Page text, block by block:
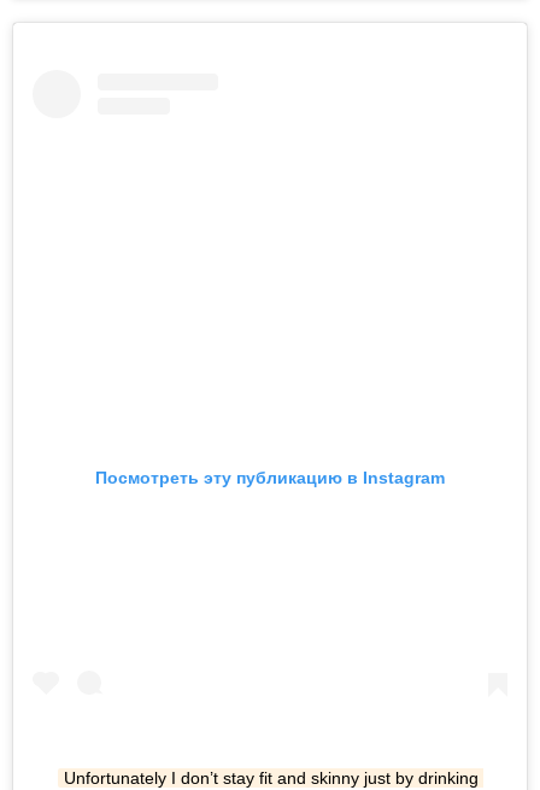
Посмотреть эту публикацию в Instagram
Unfortunately I don’t stay fit and skinny just by drinking